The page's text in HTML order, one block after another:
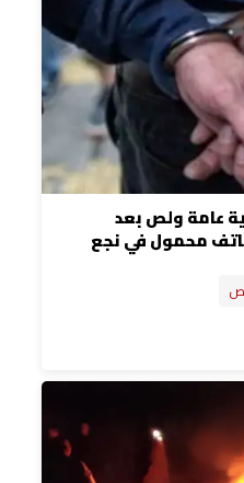
ثانوية عامة ولص بعد
محمول في نجع